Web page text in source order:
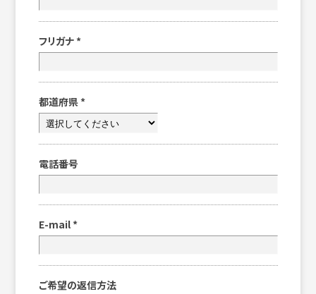
フリガナ *
都道府県 *
電話番号
E-mail *
ご希望の返信方法